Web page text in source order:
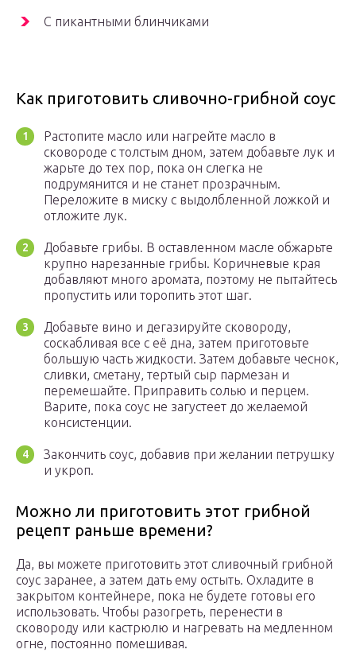
С пикантными блинчиками
Как приготовить сливочно-грибной соус
Растопите масло или нагрейте масло в
сковороде с толстым дном, затем добавьте лук и
жарьте до тех пор, пока он слегка не
подрумянится и не станет прозрачным.
Переложите в миску с выдолбленной ложкой и
отложите лук.
Добавьте грибы. В оставленном масле обжарьте
крупно нарезанные грибы. Коричневые края
добавляют много аромата, поэтому не пытайтесь
пропустить или торопить этот шаг.
Добавьте вино и дегазируйте сковороду,
соскабливая все с её дна, затем приготовьте
большую часть жидкости. Затем добавьте чеснок,
сливки, сметану, тертый сыр пармезан и
перемешайте. Приправить солью и перцем.
Варите, пока соус не загустеет до желаемой
консистенции.
Закончить соус, добавив при желании петрушку
и укроп.
Можно ли приготовить этот грибной
рецепт раньше времени?
Да, вы можете приготовить этот сливочный грибной
соус заранее, а затем дать ему остыть. Охладите в
закрытом контейнере, пока не будете готовы его
использовать. Чтобы разогреть, перенести в
сковороду или кастрюлю и нагревать на медленном
огне, постоянно помешивая.